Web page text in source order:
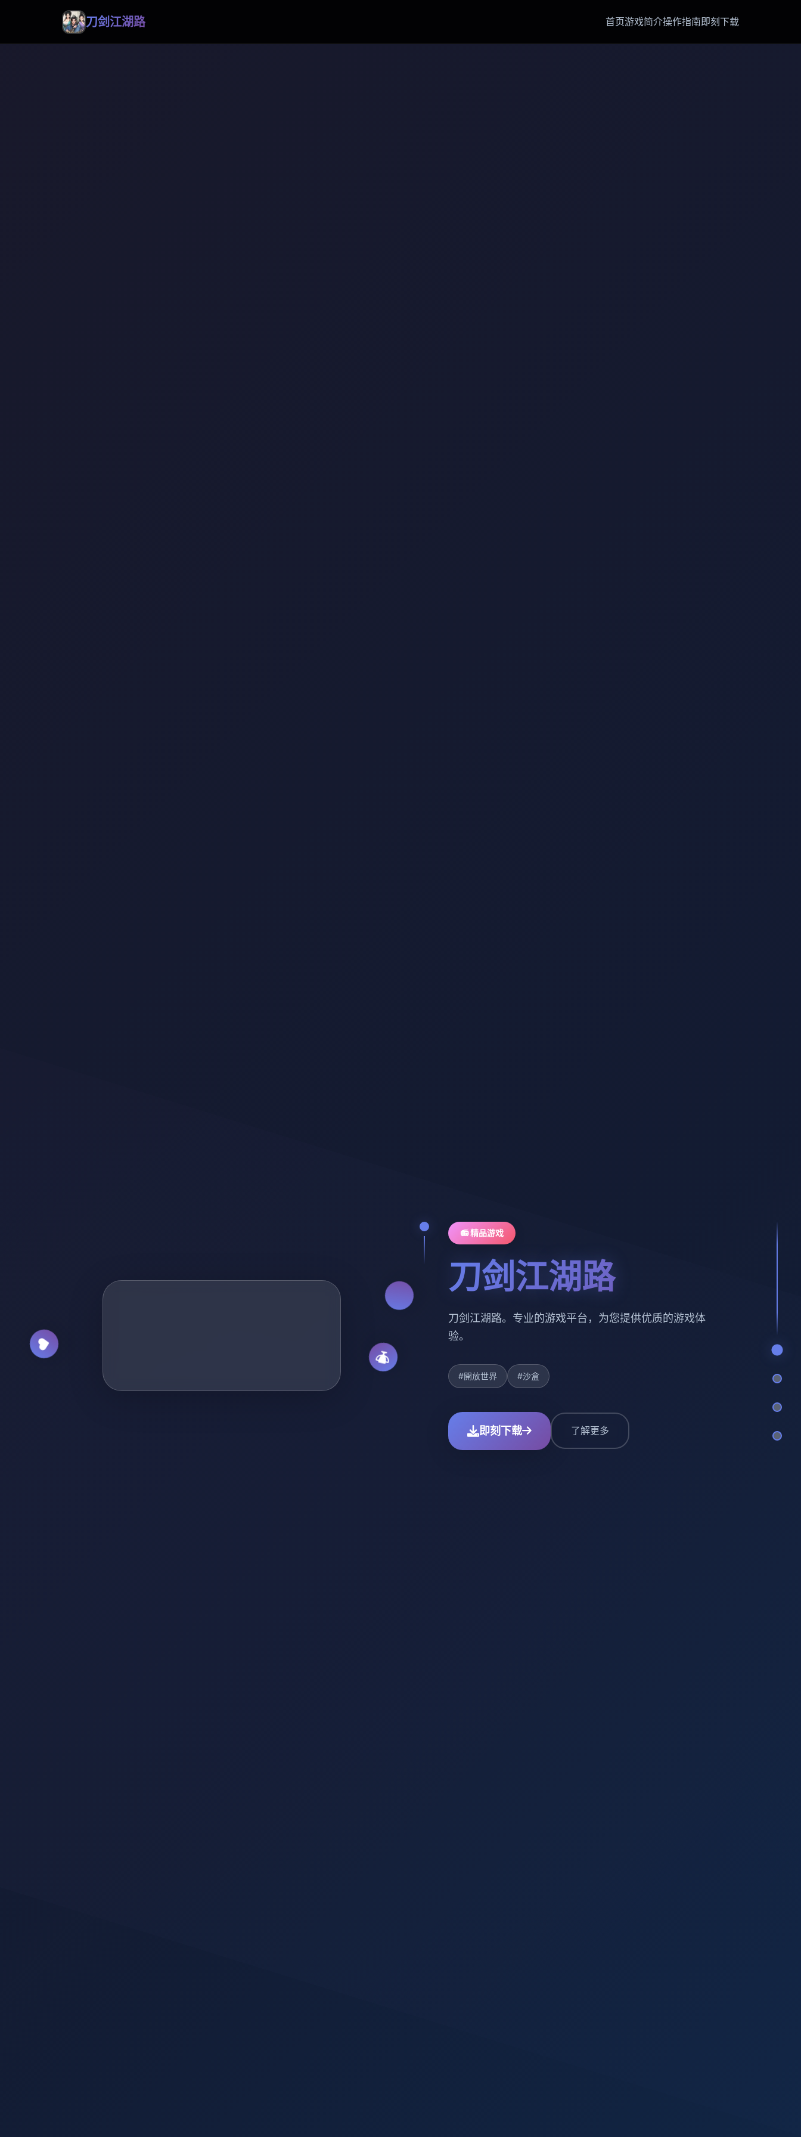
刀剑江湖路 首页游戏简介操作指南即刻下载
📻 精品游戏
刀剑江湖路
刀剑江湖路。专业的游戏平台，为您提供优质的游戏体
验。
#開放世界 #沙盒
即刻下载 了解更多